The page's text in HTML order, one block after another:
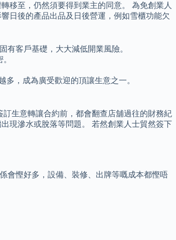
移至，仍然須要得到業主的同意。 為免創業人
日後的產品出品及日後營運，例如雪櫃功能欠
有客戶基礎，大大減低開業風險。
，成為廣受歡迎的頂讓生意之一。
生意轉讓合約前，都會翻查店舖過往的財務紀
現滲水或脫落等問題。 若然創業人士貿然簽下
會慳好多，設備、裝修、出牌等嘅成本都慳唔